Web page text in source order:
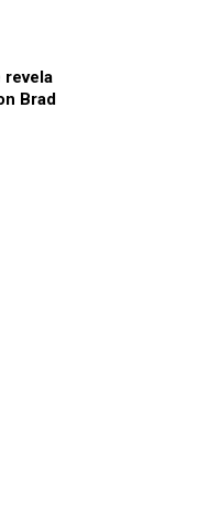
revela
Brad